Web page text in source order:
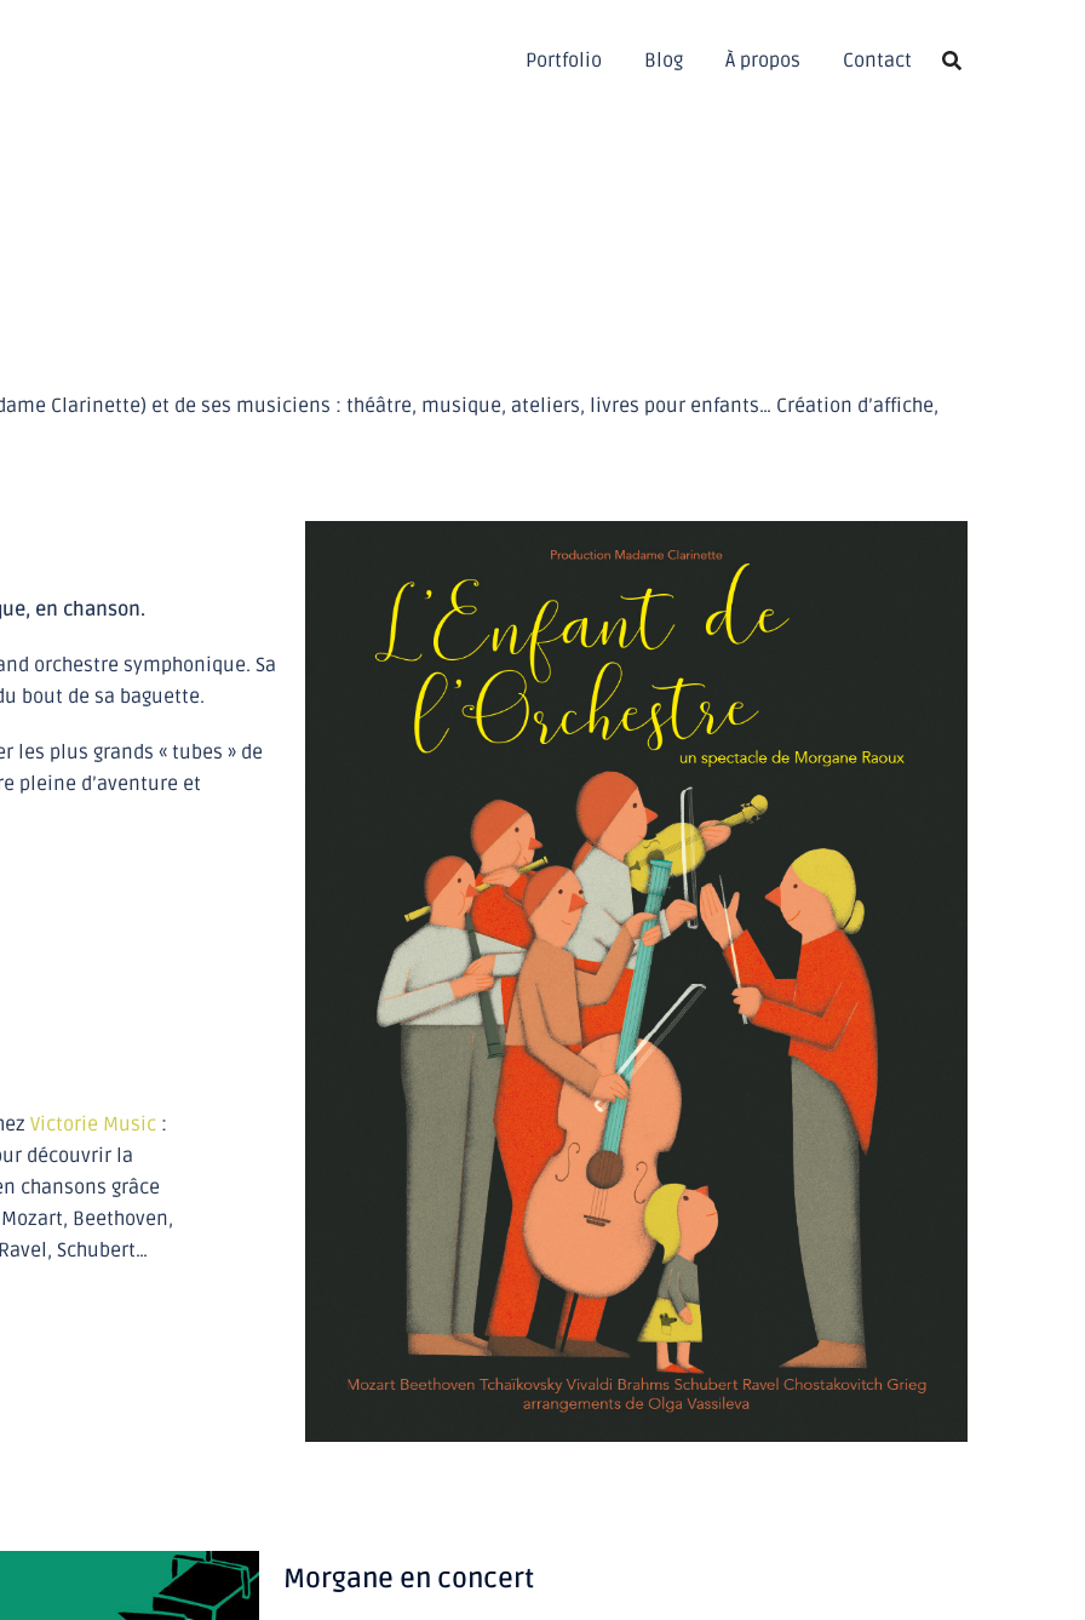
Portfolio Blog À propos Contact
Clarinette) et de ses musiciens : théâtre, musique, ateliers, livres pour enfants… Création d’affiche,
en chanson.
orchestre symphonique. Sa
bout de sa baguette.
les plus grands « tubes » de
pleine d’aventure et
Victorie Music :
découvrir la
chansons grâce
Beethoven,
Schubert…
Morgane en concert